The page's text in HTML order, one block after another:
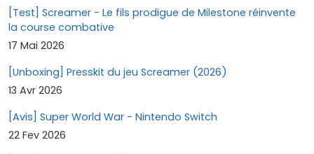
[Test] Screamer - Le fils prodigue de Milestone réinvente
la course combative
17 Mai 2026
[Unboxing] Presskit du jeu Screamer (2026)
13 Avr 2026
[Avis] Super World War - Nintendo Switch
22 Fev 2026